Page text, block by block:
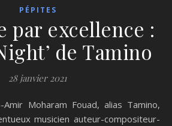
PÉPITES
par excellence :
de Tamino
28 janvier 2021
musicien auteur-compositeur-